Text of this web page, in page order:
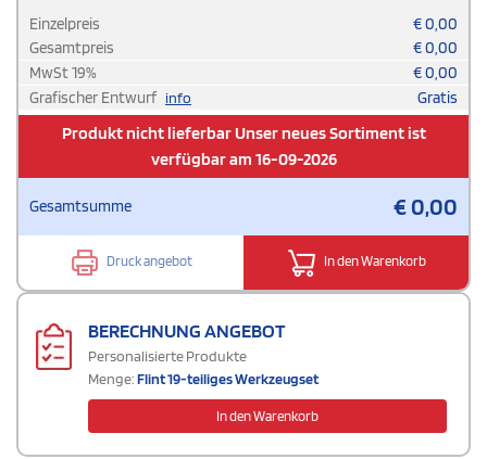
Einzelpreis €0,00
Gesamtpreis
€0,00
MwSt19% €0,00
Grafischer Entwurf info Gratis
Produkt nicht lieferbar Unser neues Sortiment ist
verfügbar am 16-09-2026
Gesamtsumme €0,00
Druck angebot In den Warenkorb
BERECHNUNG ANGEBOT
Personalisierte Produkte
Menge:Flint 19-teiliges Werkzeugset
In den Warenkorb